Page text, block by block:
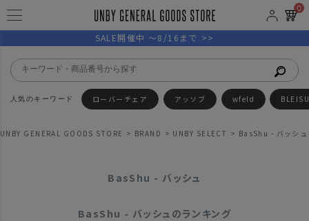
0
SALE開催中 ～8/16まで >>
ローバーチェア アッソブ wfeld
UNBY GENERAL GOODS STORE BRAND UNBY SELECT BasShu - バッシュ
BasShu - バッシュ
BasShu - バッシュのランキング